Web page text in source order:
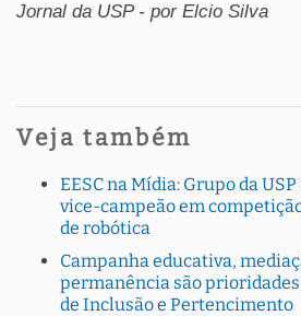
Jornal da USP - por Elcio Silva
Veja também
EESC na Mídia: Grupo da USP
vice-campeão em
de robótica
Campanha educativa,
permanência são
de Inclusão e Pertencimento